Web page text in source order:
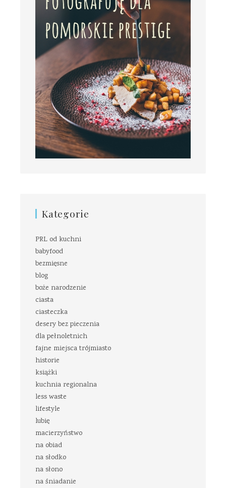
Kategorie
PRL od kuchni
babyfood
bezmięsne
blog
boże narodzenie
ciasta
ciasteczka
desery bez pieczenia
dla pełnoletnich
fajne miejsca trójmiasto
historie
książki
kuchnia regionalna
less waste
lifestyle
lubię
macierzyństwo
na obiad
na słodko
na słono
na śniadanie